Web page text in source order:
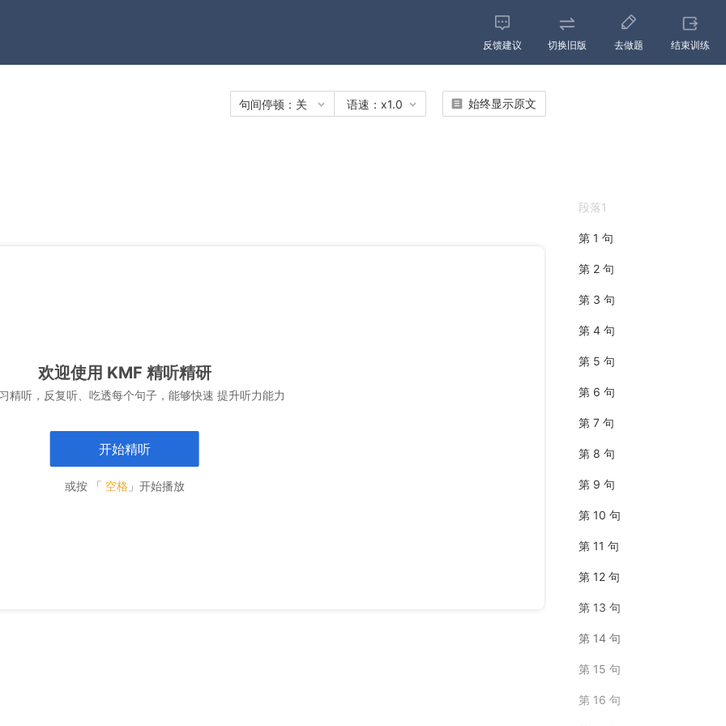
反馈建议 切换旧版 去做题 结束训练
句间停顿： 关 语速： x1.0 始终显示原文
欢迎使用 KMF 精听精研
精听，反复听、吃透每个句子，能够快速 提升听力能力
开始精听
或按 「 空格 」开始播放
段落1
第 1 句
第 2 句
第 3 句
第 4 句
第 5 句
第 6 句
第 7 句
第 8 句
第 9 句
第 10 句
第 11 句
第 12 句
第 13 句
第 14 句
第 15 句
第 16 句